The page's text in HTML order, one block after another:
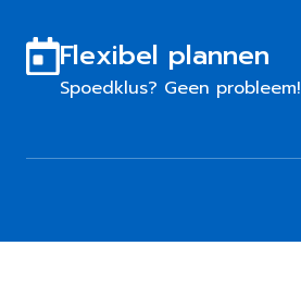
Flexibel plannen
Spoedklus? Geen probleem!